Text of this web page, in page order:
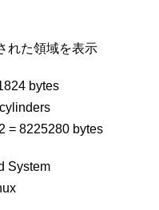
れた領域を表示
bytes
= 8225280 bytes
System